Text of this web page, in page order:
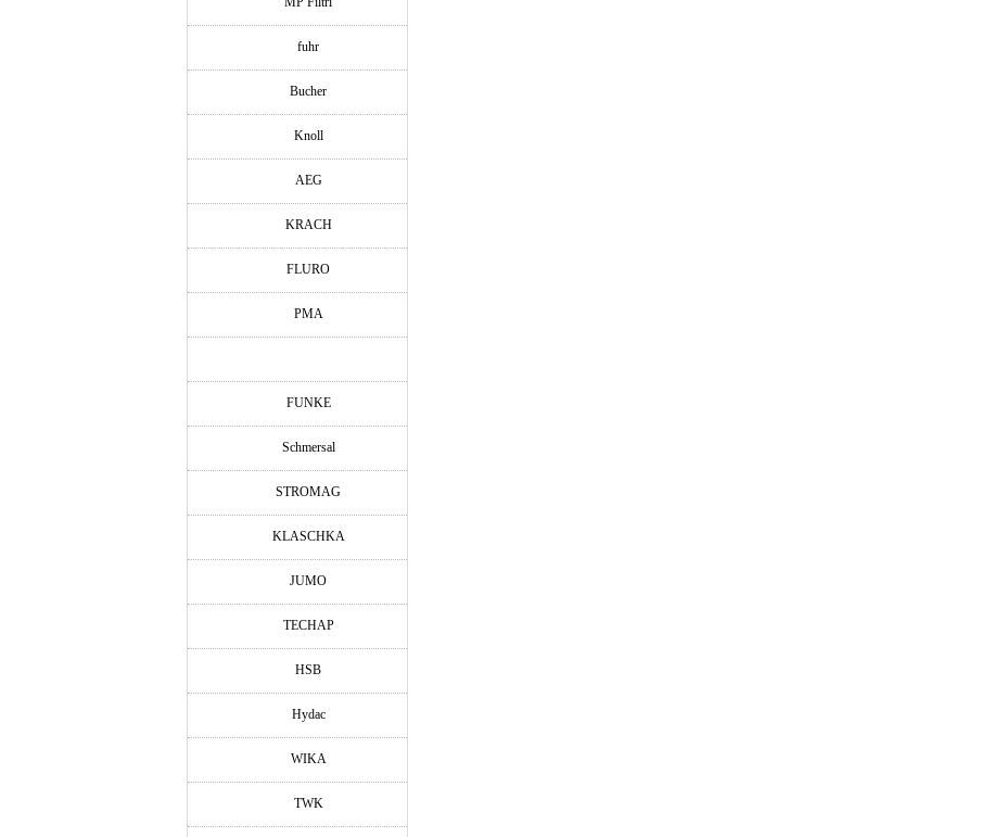
fuhr
Bucher
Knoll
AEG
KRACH
FLURO
PMA
FUNKE
Schmersal
STROMAG
KLASCHKA
JUMO
TECHAP
HSB
Hydac
WIKA
TWK